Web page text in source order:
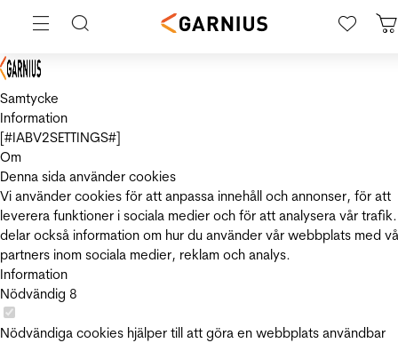
Samtycke
Information
[#IABV2SETTINGS#]
Om
Denna sida använder cookies
Vi använder cookies för att anpassa innehåll och annonser, för att
leverera funktioner i sociala medier och för att analysera vår
delar också information om hur du använder vår webbplats med
partners inom sociala medier, reklam och analys.
Information
Nödvändig 8
Nödvändiga cookies hjälper till att göra en webbplats användbar